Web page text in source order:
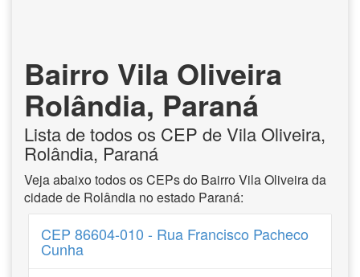
Bairro Vila Oliveira
Rolândia, Paraná
Lista de todos os CEP de Vila Oliveira,
Rolândia, Paraná
Veja abaixo todos os CEPs do Bairro Vila Oliveira da
cidade de Rolândia no estado Paraná:
CEP 86604-010 - Rua Francisco Pacheco
Cunha